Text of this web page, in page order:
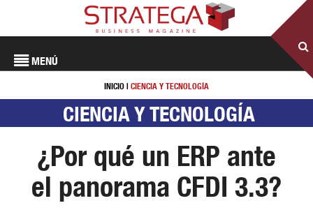
MENÚ
INICIO | CIENCIA Y TECNOLOGÍA
CIENCIA Y TECNOLOGÍA
¿Por qué un ERP ante
el panorama CFDI 3.3?